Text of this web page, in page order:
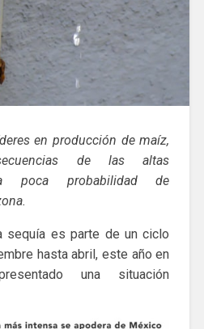
en producción de maíz,
de las altas
poca probabilidad de
sequía es parte de un ciclo
hasta abril, este año en
una situación